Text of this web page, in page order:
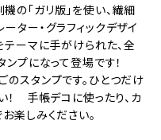
「ガリ版」を使い、繊細
ター・グラフィックデザイ
ーマに手がけられた、全
プになって登場です！
スタンプです。ひとつだけ
！ 手帳デコに使ったり、カ
楽しみください。